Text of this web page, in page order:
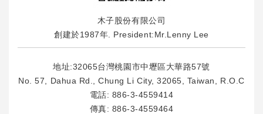
木子股份有限公司
創建於1987年. President:Mr.Lenny Lee
地址:32065台灣桃園市中壢區大華路57號
No. 57, Dahua Rd., Chung Li City, 32065, Taiwan, R.O.C
電話: 886-3-4559414
傳真: 886-3-4559464